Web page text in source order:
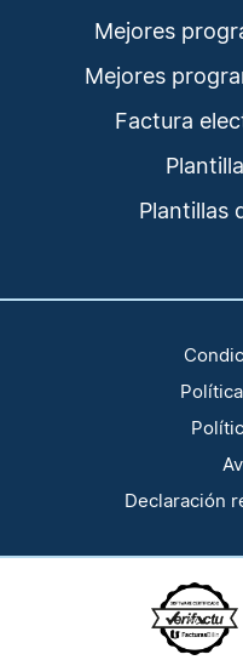
Mejores
Mejores
Factura
Plantillas
Declaración